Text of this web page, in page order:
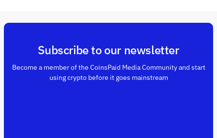
Subscribe to our newsletter
Become a member of the CoinsPaid Media Community and start
using crypto before it goes mainstream